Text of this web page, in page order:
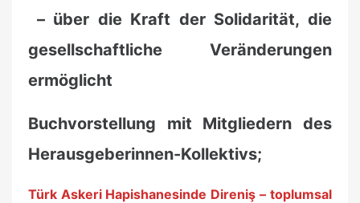
– über die Kraft der Solidarität, die
gesellschaftliche Veränderungen
ermöglicht
Buchvorstellung mit Mitgliedern des
Herausgeberinnen-Kollektivs;
Türk Askeri Hapishanesinde Direniş – toplumsal